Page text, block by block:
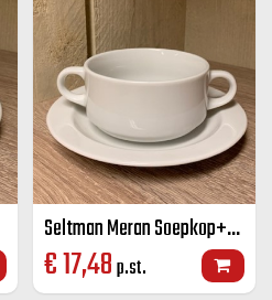
Seltman Meran Soepkop+schotel
€17,48p.st.